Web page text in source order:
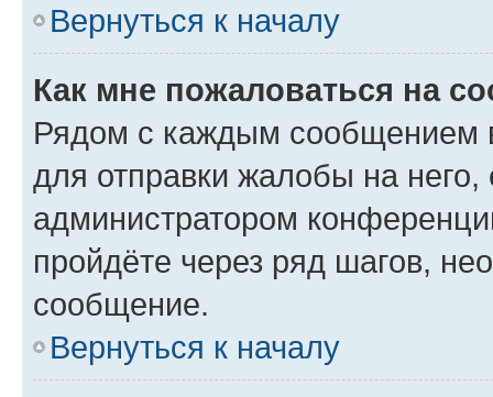
Вернуться к началу
Как мне пожаловаться на
Рядом с каждым сообщением
для отправки жалобы на
администратором
пройдёте через ряд шагов,
сообщение.
Вернуться к началу